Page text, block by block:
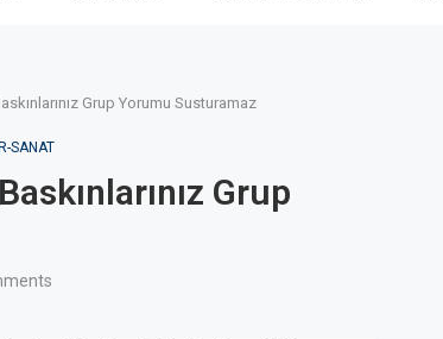
Grup Yorumu Susturamaz
SANAT
Grup